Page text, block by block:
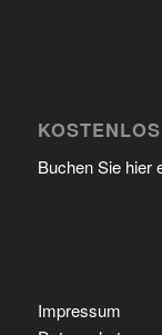
Buchen Sie hier
Impressum